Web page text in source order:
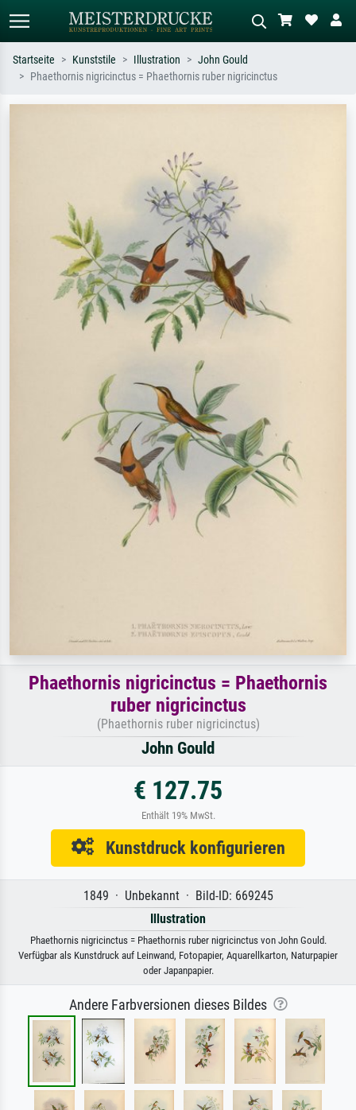
Startseite Kunststile Illustration
John Gould
Phaethornis nigricinctus = Phaethornis ruber nigricinctus
Phaethornis nigricinctus = Phaethornis
ruber nigricinctus
(Phaethornis ruber nigricinctus)
John Gould
€ 127.75
Enthält 19% MwSt.
Kunstdruck konfigurieren
1849 · Unbekannt · Bild-ID: 669245
Illustration
Phaethornis nigricinctus = Phaethornis ruber nigricinctus von John Gould.
Verfügbar als Kunstdruck auf Leinwand, Fotopapier, Aquarellkarton, Naturpapier
oder Japanpapier.
Andere Farbversionen dieses Bildes